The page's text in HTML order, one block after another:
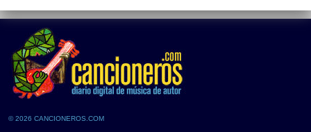
© 2026 CANCIONEROS.COM